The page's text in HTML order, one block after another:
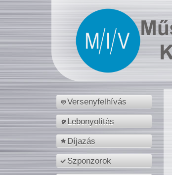
Versenyfelhívás
Lebonyolítás
Díjazás
Szponzorok